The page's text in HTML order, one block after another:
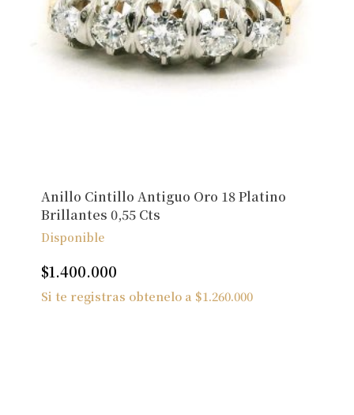
Anillo Cintillo Antiguo Oro 18 Platino
Brillantes 0,55 Cts
Disponible
$1.400.000
Si te registras obtenelo a $1.260.000